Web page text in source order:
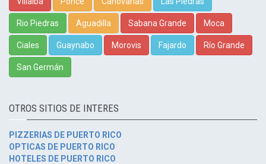
Rio Piedras Aguadilla Sabana Grande Moca
Ciales Guaynabo Morovis Fajardo Río Grande
San Germán
OTROS SITIOS DE INTERES
PIZZERIAS DE PUERTO RICO
OPTICAS DE PUERTO RICO
HOTELES DE PUERTO RICO